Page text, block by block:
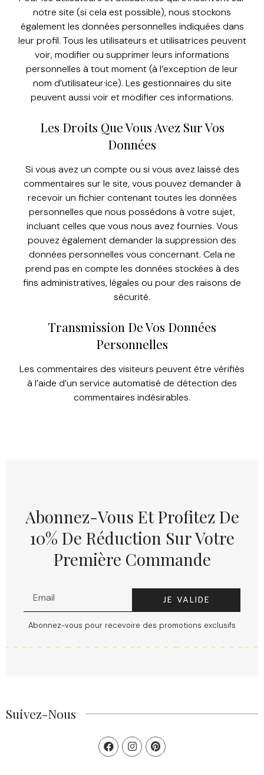
notre site (si cela est possible), nous stockons
également les données personnelles indiquées dans
leur profil. Tous les utilisateurs et utilisatrices peuvent
voir, modifier ou supprimer leurs informations
personnelles à tout moment (à l’exception de leur
nom d’utilisateur·ice). Les gestionnaires du site
peuvent aussi voir et modifier ces informations.
Les Droits Que Vous Avez Sur Vos
Données
Si vous avez un compte ou si vous avez laissé des
commentaires sur le site, vous pouvez demander à
recevoir un fichier contenant toutes les données
personnelles que nous possédons à votre sujet,
incluant celles que vous nous avez fournies. Vous
pouvez également demander la suppression des
données personnelles vous concernant. Cela ne
prend pas en compte les données stockées à des
fins administratives, légales ou pour des raisons de
sécurité.
Transmission De Vos Données
Personnelles
Les commentaires des visiteurs peuvent être vérifiés
à l’aide d’un service automatisé de détection des
commentaires indésirables.
Abonnez-Vous Et Profitez De
10% De Réduction Sur Votre
Première Commande
JE VALIDE
Abonnez-vous pour recevoire des promotions exclusifs
Suivez-Nous